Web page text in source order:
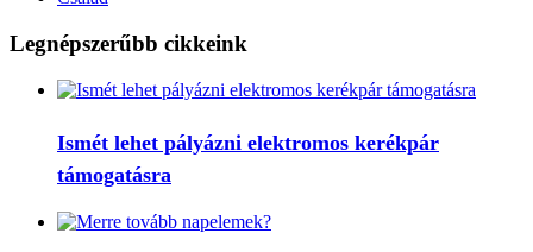
Legnépszerűbb cikkeink
Ismét lehet pályázni elektromos kerékpár
támogatásra